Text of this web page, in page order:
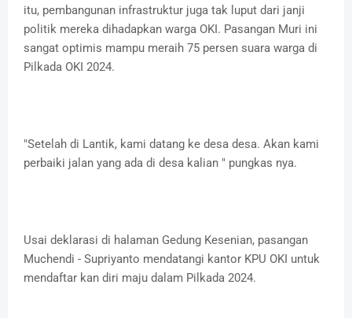
itu, pembangunan infrastruktur juga tak luput dari janji
politik mereka dihadapkan warga OKI. Pasangan Muri ini
sangat optimis mampu meraih 75 persen suara warga di
Pilkada OKI 2024.
"Setelah di Lantik, kami datang ke desa desa. Akan kami
perbaiki jalan yang ada di desa kalian " pungkas nya.
Usai deklarasi di halaman Gedung Kesenian, pasangan
Muchendi - Supriyanto mendatangi kantor KPU OKI untuk
mendaftar kan diri maju dalam Pilkada 2024.